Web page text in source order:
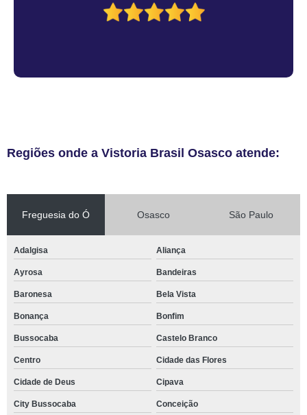
Regiões onde a Vistoria Brasil Osasco atende:
Freguesia do Ó Osasco São Paulo
Adalgisa Aliança
Ayrosa Bandeiras
Baronesa Bela Vista
Bonança Bonfim
Bussocaba Castelo Branco
Centro Cidade das Flores
Cidade de Deus Cipava
City Bussocaba Conceição